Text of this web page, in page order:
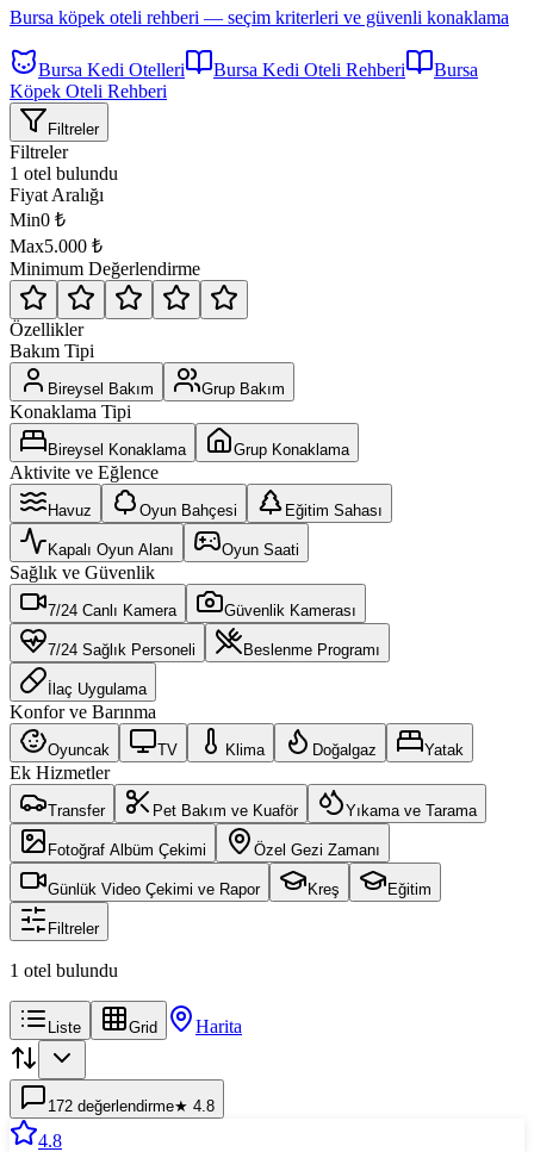
Bursa köpek oteli rehberi — seçim kriterleri ve güvenli konaklama
Bursa Kedi Otelleri Bursa Kedi Oteli Rehberi
Bursa
Köpek Oteli Rehberi
Filtreler
Filtreler
1 otel bulundu
Fiyat Aralığı
Min0 ₺
Max5.000 ₺
Minimum Değerlendirme
Özellikler
Bakım Tipi
Bireysel Bakım Grup Bakım
Konaklama Tipi
Bireysel Konaklama Grup Konaklama
Aktivite ve Eğlence
Havuz Oyun Bahçesi Eğitim Sahası
Kapalı Oyun Alanı Oyun Saati
Sağlık ve Güvenlik
7/24 Canlı Kamera Güvenlik Kamerası
7/24 Sağlık Personeli Beslenme Programı
İlaç Uygulama
Konfor ve Barınma
Oyuncak TV Klima Doğalgaz Yatak
Ek Hizmetler
Transfer Pet Bakım ve Kuaför Yıkama ve Tarama
Fotoğraf Albüm Çekimi Özel Gezi Zamanı
Günlük Video Çekimi ve Rapor Kreş Eğitim
Filtreler
1 otel bulundu
Liste Grid Harita
172 değerlendirme★ 4.8
4.8